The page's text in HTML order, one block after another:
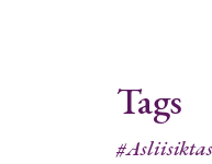
Tags
#asliisiktas